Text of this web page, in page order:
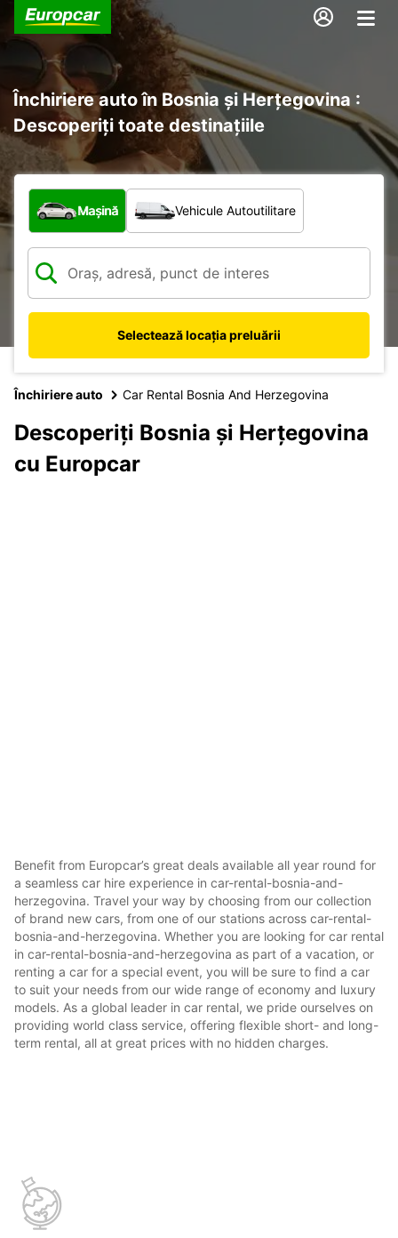
Închiriere auto în Bosnia și Herțegovina :
Descoperiți toate destinațiile
Ce tip de vehicul?
Mașină Vehicule Autoutilitare
Selectează locația preluării
Închiriere auto Car Rental Bosnia And Herzegovina
Descoperiți Bosnia și Herțegovina
cu Europcar
Benefit from Europcar’s great deals available all year round for
a seamless car hire experience in car-rental-bosnia-and-
herzegovina. Travel your way by choosing from our collection
of brand new cars, from one of our stations across car-rental-
bosnia-and-herzegovina. Whether you are looking for car rental
in car-rental-bosnia-and-herzegovina as part of a vacation, or
renting a car for a special event, you will be sure to find a car
to suit your needs from our wide range of economy and luxury
models. As a global leader in car rental, we pride ourselves on
providing world class service, offering flexible short- and long-
term rental, all at great prices with no hidden charges.